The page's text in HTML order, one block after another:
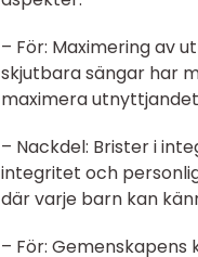
– För: Maximering av
skjutbara sängar har
maximera
– Nackdel: Brister i
integritet och
där varje barn kan
– För: